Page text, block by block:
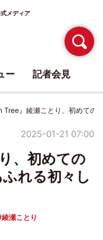
メディア
Tree』綾瀬ことり、初めて
2025-01-21 07:00
、初めての
れる初々し
綾瀬ことり
ー 記者会見